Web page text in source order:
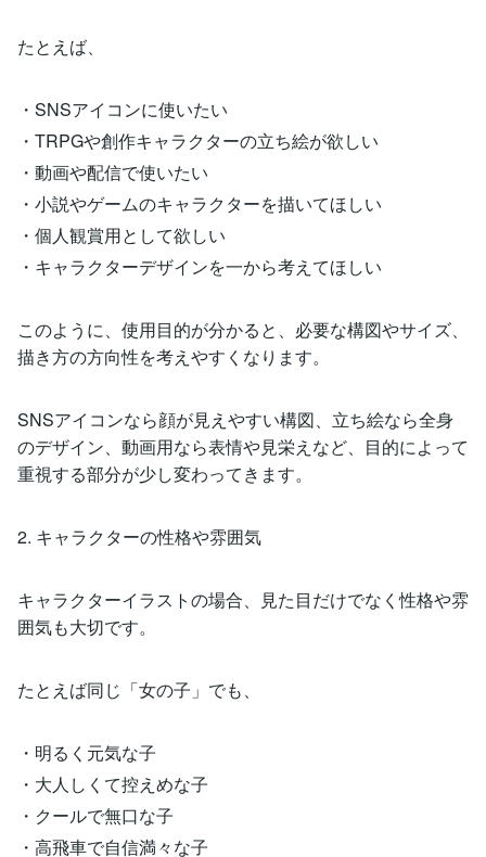
たとえば、
・SNSアイコンに使いたい
・TRPGや創作キャラクターの立ち絵が欲しい
・動画や配信で使いたい
・小説やゲームのキャラクターを描いてほしい
・個人観賞用として欲しい
・キャラクターデザインを一から考えてほしい
このように、使用目的が分かると、必要な構図やサイズ、
描き方の方向性を考えやすくなります。
SNSアイコンなら顔が見えやすい構図、立ち絵なら全身
のデザイン、動画用なら表情や見栄えなど、目的によって
重視する部分が少し変わってきます。
2. キャラクターの性格や雰囲気
キャラクターイラストの場合、見た目だけでなく性格や雰
囲気も大切です。
たとえば同じ「女の子」でも、
・明るく元気な子
・大人しくて控えめな子
・クールで無口な子
・高飛車で自信満々な子